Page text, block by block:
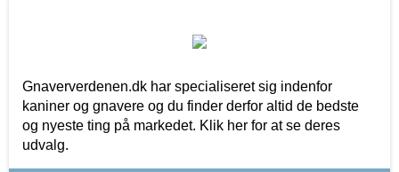
Gnaververdenen.dk har specialiseret sig indenfor
kaniner og gnavere og du finder derfor altid de bedste
og nyeste ting på markedet. Klik her for at se deres
udvalg.